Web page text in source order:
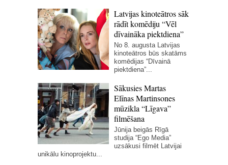
Latvijas kinoteātros sāk
rādīt komēdiju “Vēl
dīvaināka piektdiena”
No 8. augusta Latvijas
kinoteātros būs skatāms
komēdijas “Dīvainā
piektdiena”...
Sākusies Martas
Elīnas Martinsones
mūzikla “Līgava”
filmēšana
Jūnija beigās Rīgā
studija “Ego Media”
uzsākusi filmēt Latvijai
unikālu kinoprojektu...